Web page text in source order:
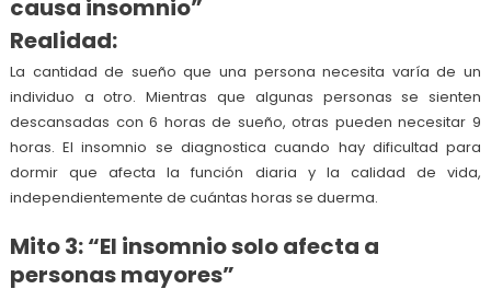
causa insomnio”
Realidad:
La cantidad de sueño que una persona necesita varía de un
individuo a otro. Mientras que algunas personas se sienten
descansadas con 6 horas de sueño, otras pueden necesitar 9
horas. El insomnio se diagnostica cuando hay dificultad para
dormir que afecta la función diaria y la calidad de vida,
independientemente de cuántas horas se duerma.
Mito 3: “El insomnio solo afecta a
personas mayores”